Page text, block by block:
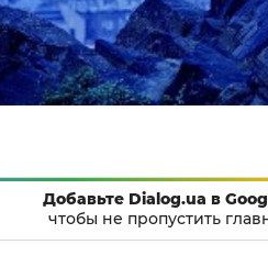
Добавьте Dialog.ua в
чтобы не пропустить